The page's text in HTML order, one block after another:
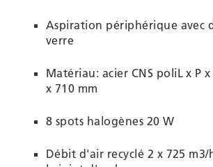
Aspiration périphérique avec
verre
Matériau: acier CNS poliL x P
x 710 mm
8 spots halogènes 20 W
Débit d'air recyclé 2 x 725